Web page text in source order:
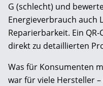
G (schlecht) und
Energieverbrauch auch
Reparierbarkeit. Ein
direkt zu detaillierten
Was für Konsumenten
war für viele Hersteller